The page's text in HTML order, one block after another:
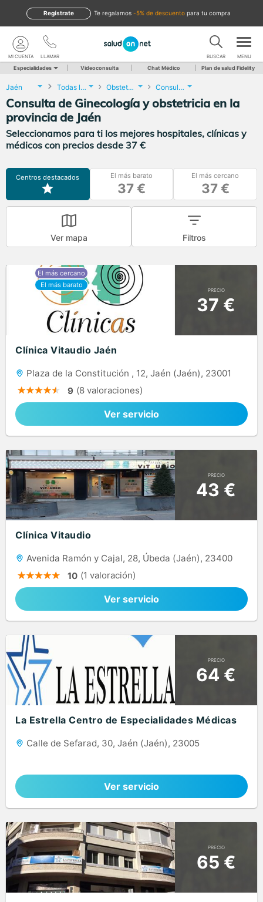
te regalamos -5% de descuento para tu compra
Regístrate
LLAMAR
MI CUENTA BUSCAR MENU
Especialidades Videoconsulta Chat Médico Plan de salud Fidelity
Jaén Todas las localidades Obstetricia y Ginecología Consulta de Ginecología y obstetricia
Consulta de Ginecología y obstetricia en la
provincia de Jaén
Seleccionamos para ti los mejores hospitales, clínicas y
médicos con precios desde 37 €
Centros destacados El más barato
37 €
El más cercano
37 €
Ver mapa Filtros
PRECIO
37 €
Clínica Vitaudio Jaén
Plaza de la Constitución , 12, Jaén (Jaén), 23001
9 (8 valoraciones)
Ver servicio
PRECIO
43 €
Clínica Vitaudio
Avenida Ramón y Cajal, 28, Úbeda (Jaén), 23400
10 (1 valoración)
Ver servicio
PRECIO
64 €
La Estrella Centro de Especialidades Médicas
Calle de Sefarad, 30, Jaén (Jaén), 23005
Ver servicio
PRECIO
65 €